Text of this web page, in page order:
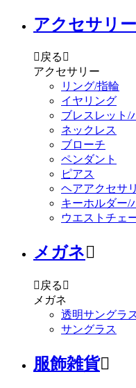
アクセサリー
戻る 
アクセサリー
リング/指輪
イヤリング
ブレスレット/
ネックレス
ブローチ
ペンダント
ピアス
ヘアアクセサ
キーホルダー/
ウエストチェ
メガネ
 戻る 
メガネ
透明サングラ
サングラス
服飾雑貨